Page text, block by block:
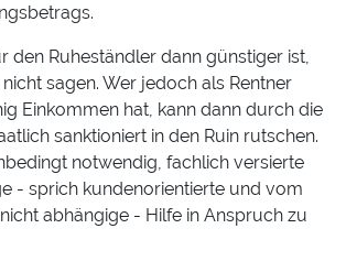
den Ruheständler dann günstiger ist,
sagen. Wer jedoch als Rentner
Einkommen hat, kann dann durch die
sanktioniert in den Ruin rutschen.
notwendig, fachlich versierte
- sprich kundenorientierte und vom
abhängige - Hilfe in Anspruch zu